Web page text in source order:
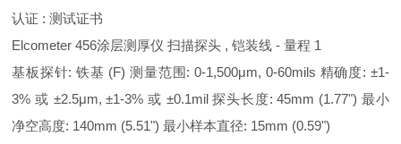
认证 : 测试证书
Elcometer 456涂层测厚仪 扫描探头 , 铠装线 - 量程 1
基板探针: 铁基 (F) 测量范围: 0-1,500μm, 0-60mils 精确度: ±1-
3% 或 ±2.5μm, ±1-3% 或 ±0.1mil 探头长度: 45mm (1.77") 最小
净空高度: 140mm (5.51") 最小样本直径: 15mm (0.59")